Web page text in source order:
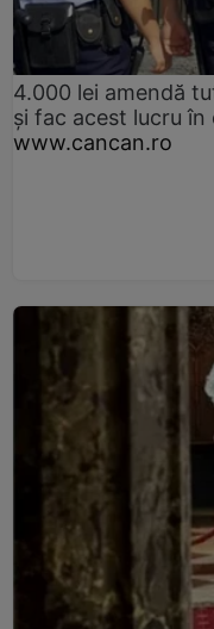
4.000 lei amendă
și fac acest lucru
www.cancan.ro